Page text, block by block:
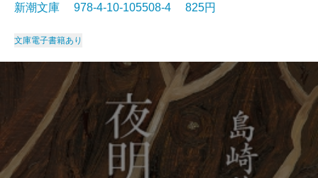
新潮文庫 978-4-10-105508-4 825円
文庫電子書籍あり